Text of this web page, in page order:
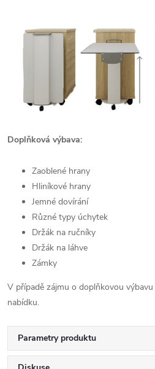
Doplňková výbava:
Zaoblené hrany
Hliníkové hrany
Jemné dovírání
Různé typy úchytek
Držák na ručníky
Držák na láhve
Zámky
V případě zájmu o doplňkovou výbavu
nabídku.
Parametry produktu